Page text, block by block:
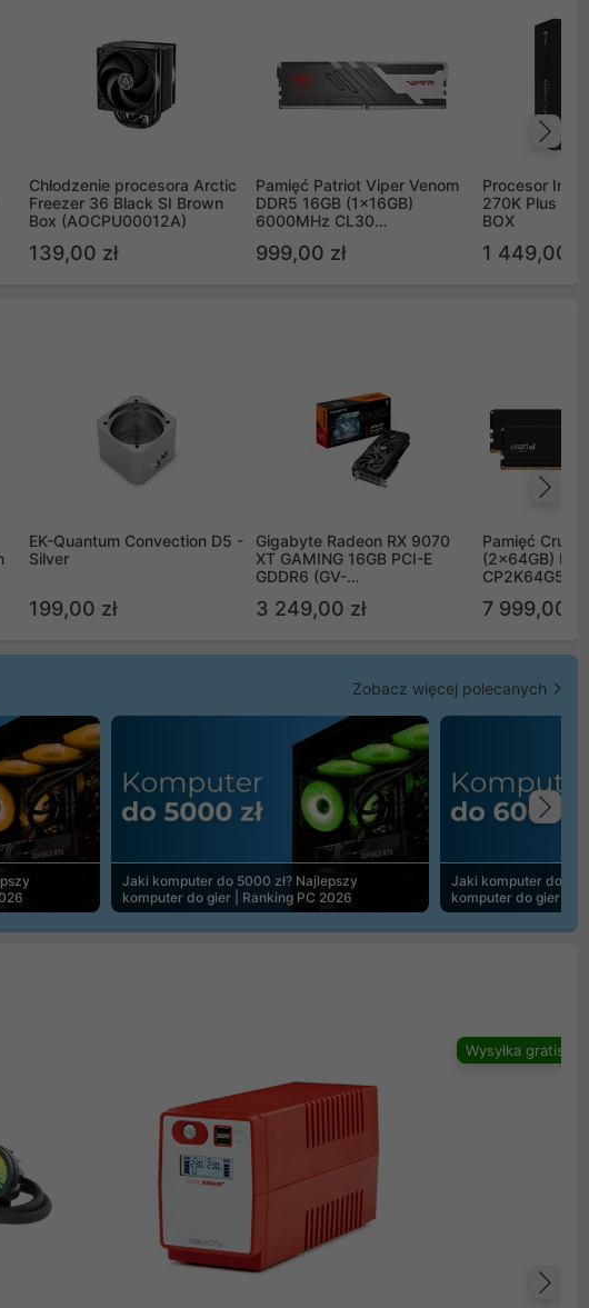
Chłodzenie procesora Arctic
Freezer 36 Black SI Brown
Box (AOCPU00012A)
139,00 zł
Pamięć Patriot Viper Venom
DDR5 16GB (1x16GB)
6000MHz CL30
999,00 zł
Procesor Intel
270K Plus
BOX
1 449,00 zł
EK-Quantum Convection D5 -
Silver
199,00 zł
Gigabyte Radeon RX 9070
XT GAMING 16GB PCI-E
GDDR6 (GV-
3 249,00 zł
Pamięć
(2x64GB)
7 999,00 zł
Zobacz więcej polecanych
Jaki komputer do 5000 zł? Najlepszy
komputer do gier | Ranking PC 2026
Jaki komputer do
komputer do gier |
Wysyłka gratis